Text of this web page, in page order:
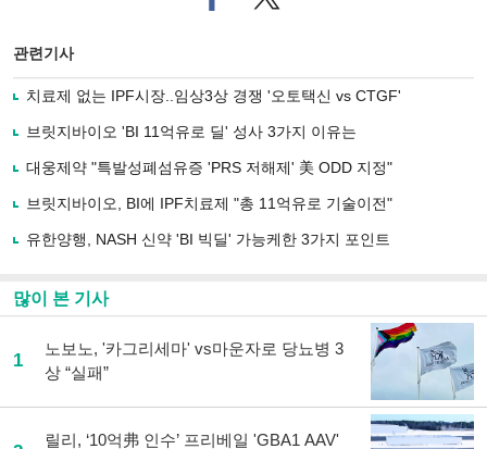
이
로
기
사
유
기
터로
관련기사
치료제 없는 IPF시장..임상3상 경쟁 '오토택신 vs CTGF'
브릿지바이오 'BI 11억유로 딜' 성사 3가지 이유는
대웅제약 "특발성폐섬유증 'PRS 저해제' 美 ODD 지정"
브릿지바이오, BI에 IPF치료제 "총 11억유로 기술이전"
유한양행, NASH 신약 'BI 빅딜' 가능케한 3가지 포인트
많이 본 기사
1
노보노, '카그리세마' vs마운자로 당뇨병 3
상 “실패”
릴리, ‘10억弗 인수’ 프리베일 'GBA1 AAV'